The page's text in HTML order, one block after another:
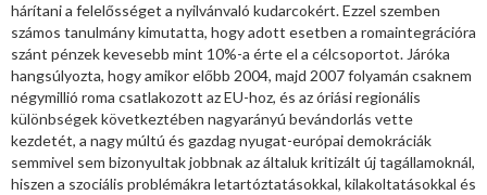
hárítani a felelősséget a nyilvánvaló kudarcokért. Ezzel szemben
számos tanulmány kimutatta, hogy adott esetben a romaintegrációra
szánt pénzek kevesebb mint 10%-a érte el a célcsoportot. Járóka
hangsúlyozta, hogy amikor előbb 2004, majd 2007 folyamán csaknem
négymillió roma csatlakozott az EU-hoz, és az óriási regionális
különbségek következtében nagyarányú bevándorlás vette
kezdetét, a nagy múltú és gazdag nyugat-európai demokráciák
semmivel sem bizonyultak jobbnak az általuk kritizált új tagállamoknál,
hiszen a szociális problémákra letartóztatásokkal, kilakoltatásokkal és